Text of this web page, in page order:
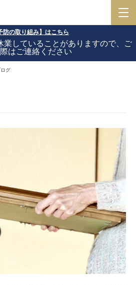
防の取り組み】はこちら
業していることがありますので、ご
はご連絡ください
グ